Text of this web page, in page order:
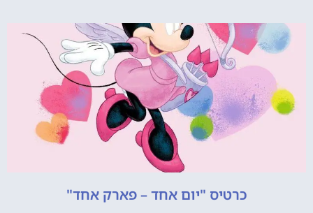
כרטיס "יום אחד – פארק אחד"